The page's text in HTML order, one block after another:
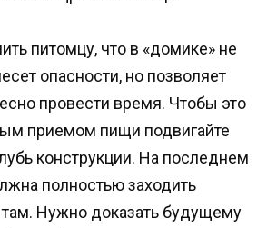
питомцу, что в «домике» не
опасности, но позволяет
провести время. Чтобы это
приемом пищи подвигайте
конструкции. На последнем
полностью заходить
там. Нужно доказать будущему